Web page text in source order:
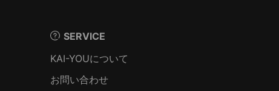
SERVICE
KAI-YOUについて
お問い合わせ